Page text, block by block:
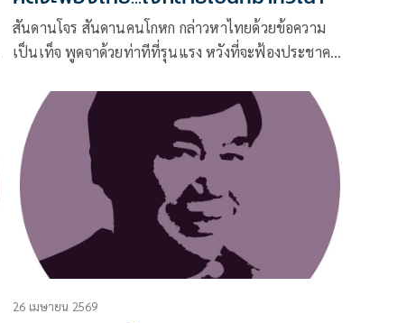
สันดานโจร สันดานคนโกหก กล่าวหาไทยด้วยข้อความ
เป็นเท็จ พูดจาด้วยท่าทีที่รุนแรง หวังที่จะฟ้องประชาคม
เขากับเราในเวลานี้ ไทยเราเป็นคนเริ่มต้น ไทยเราเป็น
ผู้ใหญ่รังแกเด็กอย่างไร้มนุษยธรรม ดรามาทำตัวเป็นผู้ถูก
กระทำที่น่าสงสาร ใช้คนแก่
26 เมษายน 2569